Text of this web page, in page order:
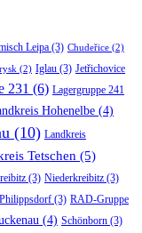
Leipa (3) Chudeřice (2)
(2) Iglau (3) Jetřichovice
231 (6) Lagergruppe 241
Hohenelbe (4)
(10) Landkreis
Tetschen (5)
(3) Niederkreibitz (3)
Philippsdorf (3) RAD-Gruppe
(4) Schönborn (3)